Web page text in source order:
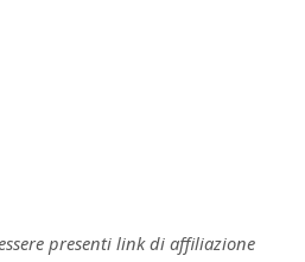
presenti link di affiliazione